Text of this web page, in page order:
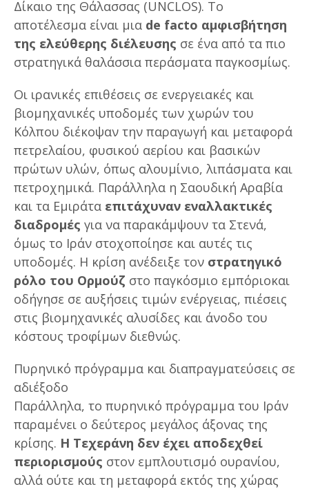
Δίκαιο της Θάλασσας (UNCLOS). Το
αποτέλεσμα είναι μια de facto αμφισβήτηση
της ελεύθερης διέλευσης σε ένα από τα πιο
στρατηγικά θαλάσσια περάσματα παγκοσμίως.
Οι ιρανικές επιθέσεις σε ενεργειακές και
βιομηχανικές υποδομές των χωρών του
Κόλπου διέκοψαν την παραγωγή και μεταφορά
πετρελαίου, φυσικού αερίου και βασικών
πρώτων υλών, όπως αλουμίνιο, λιπάσματα και
πετροχημικά. Παράλληλα η Σαουδική Αραβία
και τα Εμιράτα επιτάχυναν εναλλακτικές
διαδρομές για να παρακάμψουν τα Στενά,
όμως το Ιράν στοχοποίησε και αυτές τις
υποδομές. Η κρίση ανέδειξε τον στρατηγικό
ρόλο του Ορμούζ στο παγκόσμιο εμπόριοκαι
οδήγησε σε αυξήσεις τιμών ενέργειας, πιέσεις
στις βιομηχανικές αλυσίδες και άνοδο του
κόστους τροφίμων διεθνώς.
Πυρηνικό πρόγραμμα και διαπραγματεύσεις σε
αδιέξοδο
Παράλληλα, το πυρηνικό πρόγραμμα του Ιράν
παραμένει ο δεύτερος μεγάλος άξονας της
κρίσης. Η Τεχεράνη δεν έχει αποδεχθεί
περιορισμούς στον εμπλουτισμό ουρανίου,
αλλά ούτε και τη μεταφορά εκτός της χώρας